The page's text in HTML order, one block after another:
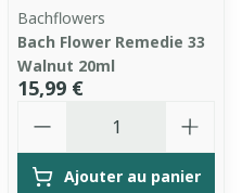
Bachflowers
Bach Flower Remedie 33
Walnut 20ml
15,99 €
Ajouter au panier